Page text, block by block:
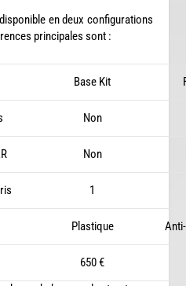
en deux configurations
principales sont :
Base Kit
Non
Non
1
Plastique
650 €